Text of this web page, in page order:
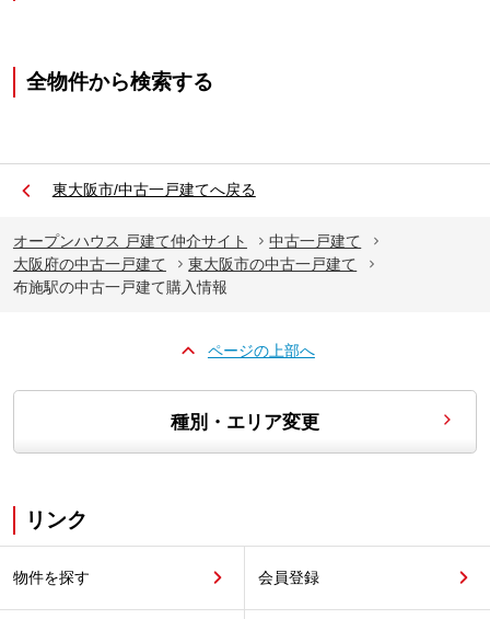
全物件から検索する
東大阪市/中古一戸建てへ戻る
オープンハウス 戸建て仲介サイト
中古一戸建て
大阪府の中古一戸建て
東大阪市の中古一戸建て
布施駅の中古一戸建て購入情報
ページの上部へ
種別・エリア変更
リンク
物件を探す 会員登録